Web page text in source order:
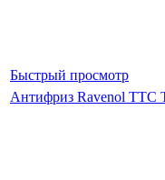
Быстрый просмотр
Антифриз Ravenol TTC